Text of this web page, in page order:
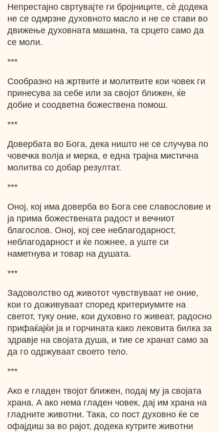
Непрестајно свртувајте ги бројниците, сѐ додека
не се одмрзне духовното масло и не се стави во
движење духовната машина, та срцето само да
се моли.
***
Сообразно на жртвите и молитвите кои човек ги
принесува за себе или за својот ближен, ќе
добие и соодветна божествена помош.
***
Довербата во Бога, дека ништо не се случува по
човечка волја и мерка, е една трајна мистична
молитва со добар резултат.
***
Оној, кој има доверба во Бога сее славословие и
ја прима божествената радост и вечниот
благослов. Оној, кој сее неблагодарност,
неблагодарност и ќе пожнее, а уште си
наметнува и товар на душата.
***
Задоволство од животот чувствуваат не оние,
кои го доживуваат според критериумите на
светот, туку оние, кои духовно го живеат, радосно
прифаќајќи ја и горчината како лековита билка за
здравје на својата душа, и тие се хранат само за
да го одржуваат своето тело.
***
Ако е гладен твојот ближен, подај му ја својата
храна. А ако нема гладен човек, дај им храна на
гладните животни. Така, со пост духовно ќе се
офајдиш за во рајот, додека кутрите животни